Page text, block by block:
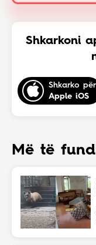
Shkarkoni
Shkarko për
Apple iOS
Më të